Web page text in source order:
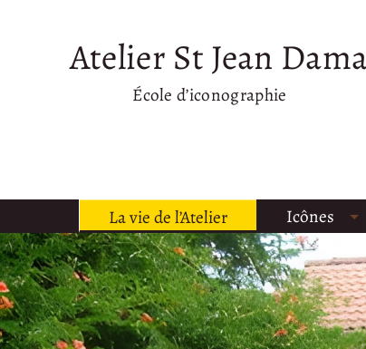
Atelier St Jean
École d’iconographie
La vie de l’Atelier Icônes